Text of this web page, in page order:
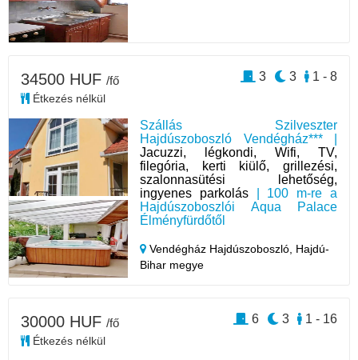
Szállás Szilveszter
Hajdúszoboszló Vendégház*** |
Jacuzzi, légkondi, Wifi, TV,
filegória, kerti kiülő, grillezési,
szalonnasütési lehetőség,
ingyenes parkolás| 100 m-re a
Hajdúszoboszlói Aqua Palace
Élményfürdőtől
Vendégház Hajdúszoboszló, Hajdú-
Bihar megye
34500 HUF /fő
Étkezés nélkül
1 - 8
3
3
30000 HUF /fő
Étkezés nélkül
1 - 16
3
6